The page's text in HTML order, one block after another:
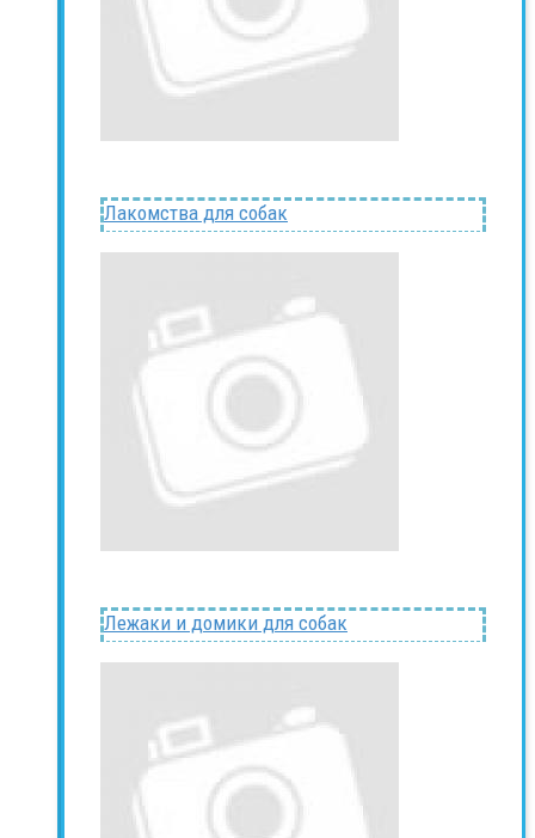
Лакомства для собак
Лежаки и домики для собак